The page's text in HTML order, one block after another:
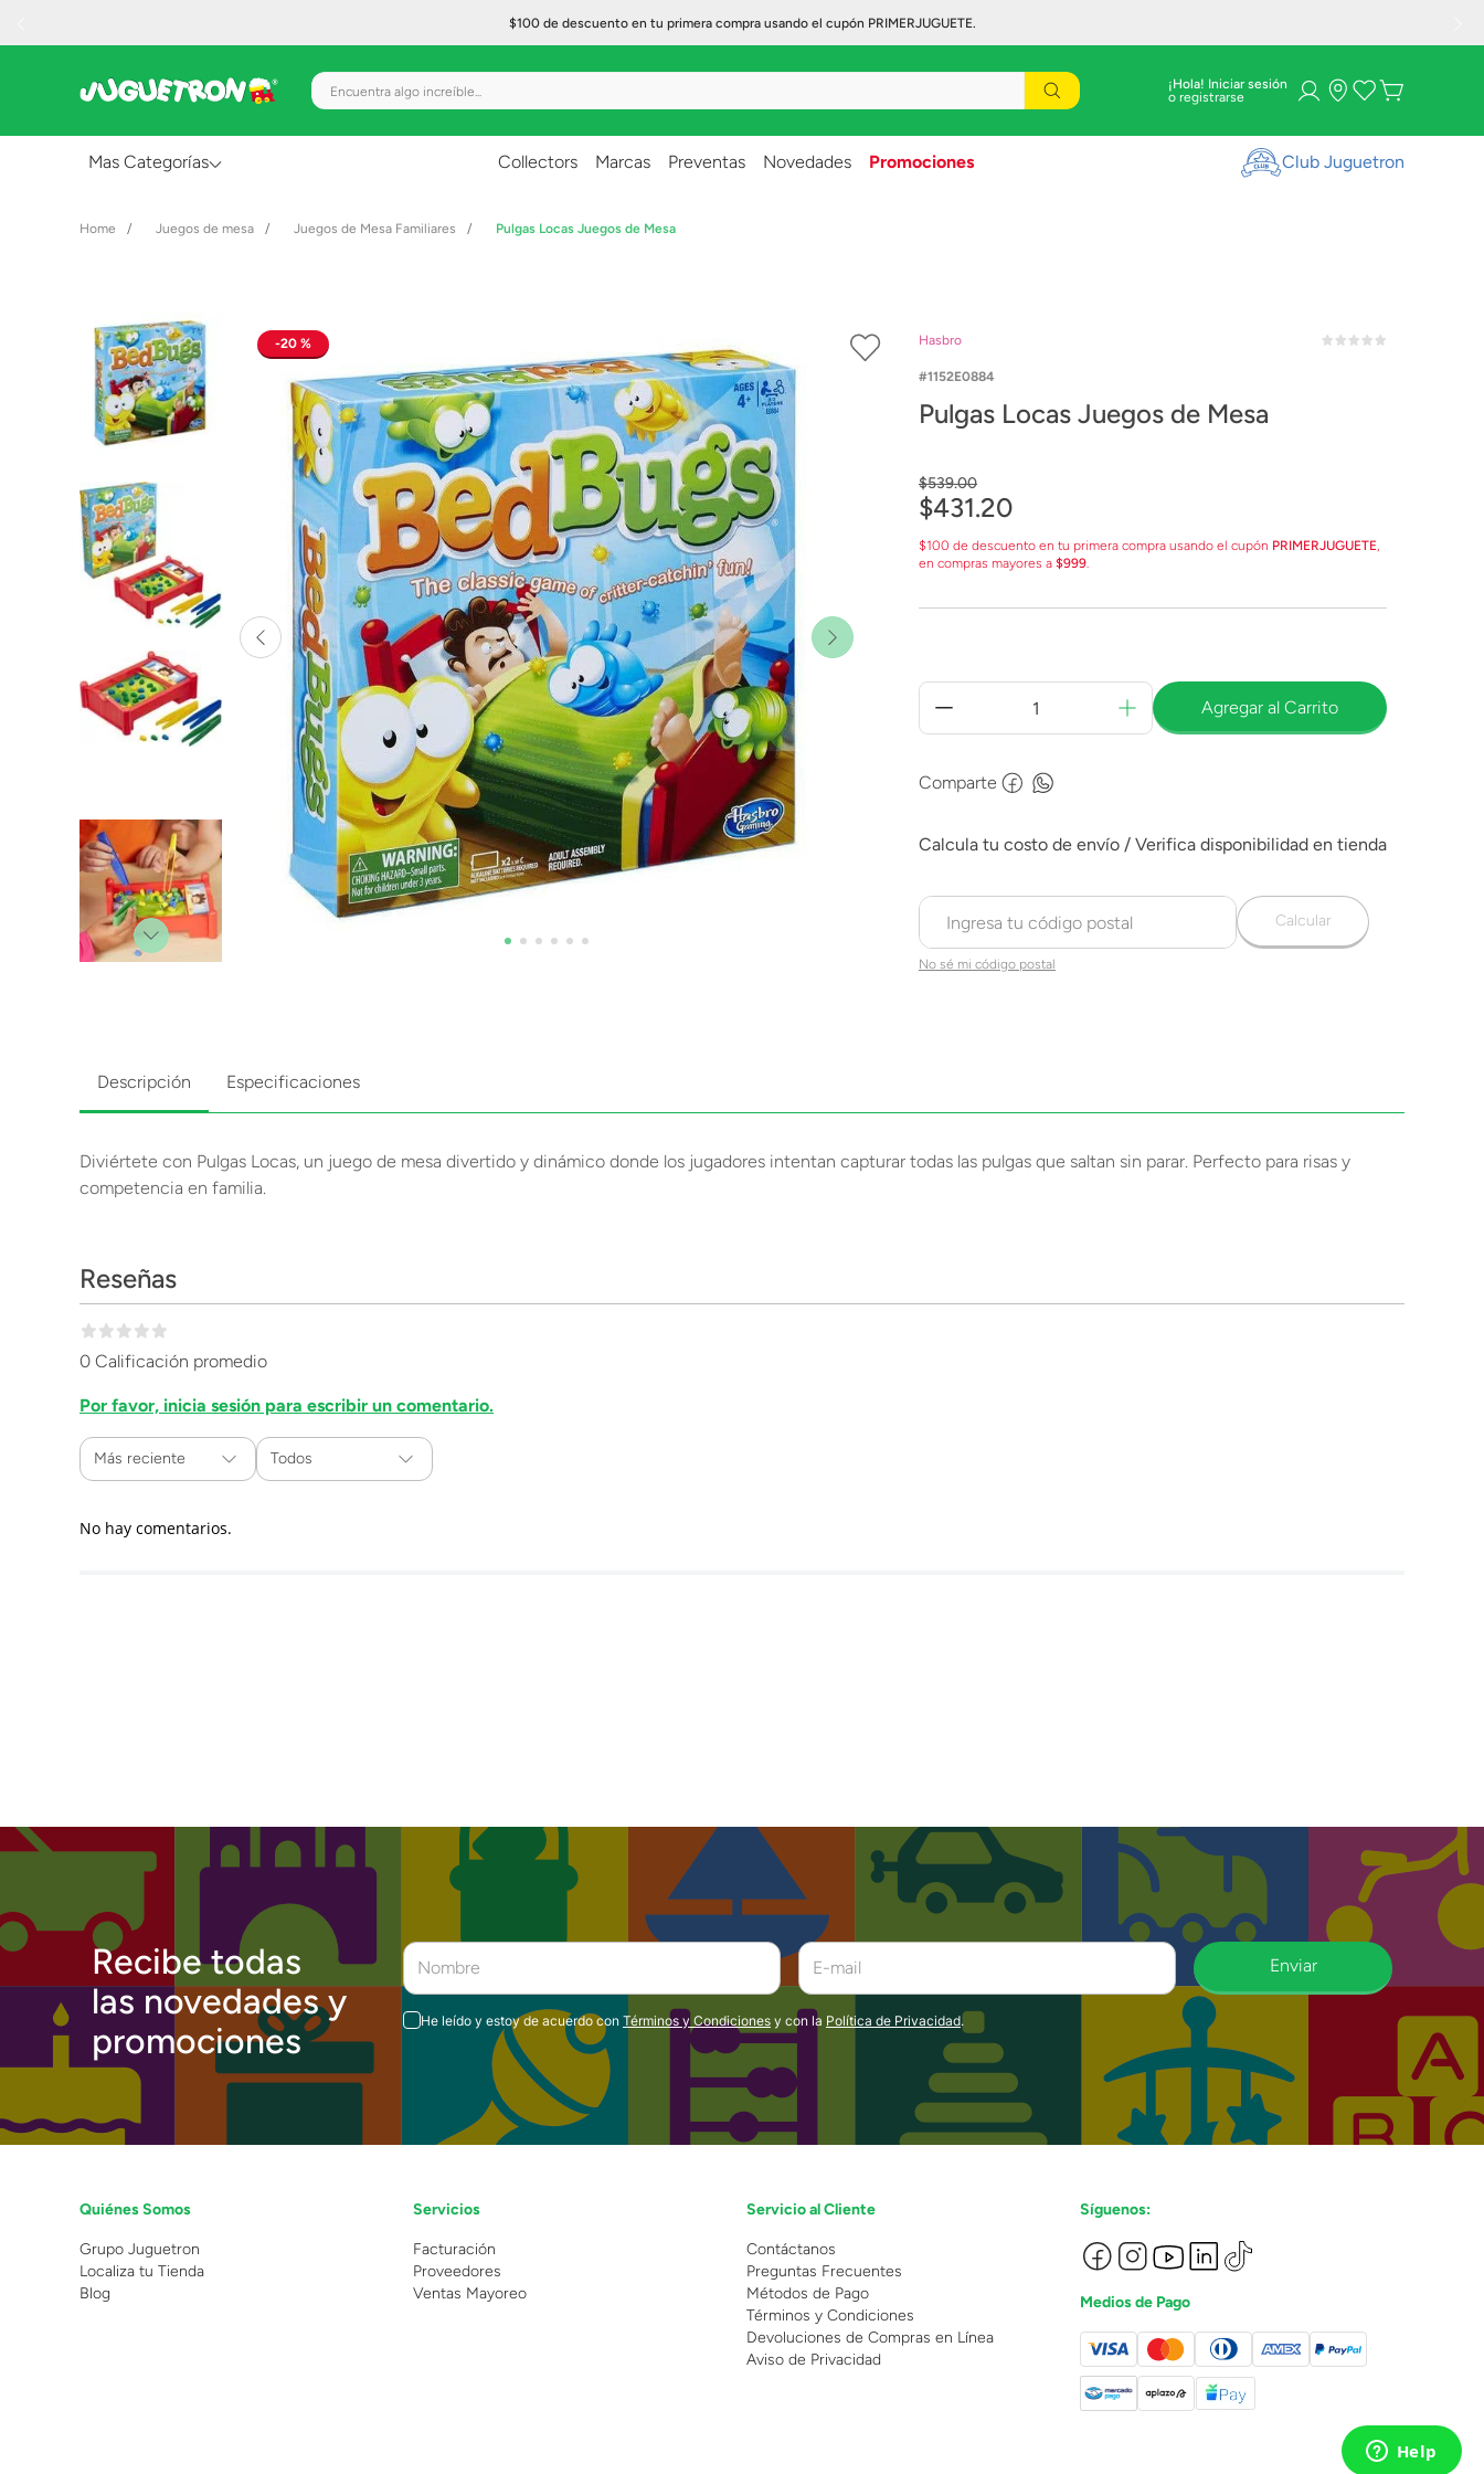
$100 de descuento en tu primera compra usando el cupón PRIMERJUGUETE.
Encuentra algo increíble... ¡Hola! Iniciar sesión
Mas Categorías
Creatividad y Arte
Figuras de Acción
Gadgets y Electrónicos
Lanzadores
Muñecas
Construcción
Peluches
Vehículos y Pistas
Collectors Marcas Preventas Novedades Promociones Club Juguetron
Juegos de mesa Juegos de Mesa Familiares Pulgas Locas Juegos de Mesa
20 % Hasbro
1152E0884
Pulgas Locas Juegos de Mesa
$539.00
$431.20
$100 de descuento en tu primera compra usando el cupón PRIMERJUGUETE,
en compras mayores a $999.
Agregar al Carrito
Comparte
No sé mi código postal
Calcular
Descripción Especificaciones
Diviértete con Pulgas Locas, un juego de mesa divertido y dinámico donde los jugadores intentan capturar todas las pulgas que saltan sin parar. Perfecto para risas y
competencia en familia.
Reseñas
0 Calificación promedio
Por favor, inicia sesión para escribir un comentario.
Más reciente Todos
No hay comentarios.
Recibe todas
las novedades y
promociones
Enviar
He leído y estoy de acuerdo con Términos y Condiciones y con la Política de Privacidad.
Quiénes Somos
Grupo Juguetron
Localiza tu Tienda
Blog
Servicios
Facturación
Proveedores
Ventas Mayoreo
Servicio al Cliente
Contáctanos
Preguntas Frecuentes
Métodos de Pago
Términos y Condiciones
Devoluciones de Compras en Línea
Aviso de Privacidad
Síguenos:
Medios de Pago